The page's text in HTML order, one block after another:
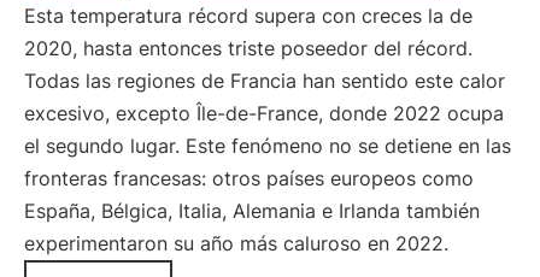
Esta temperatura récord supera con creces la de
2020, hasta entonces triste poseedor del récord.
Todas las regiones de Francia han sentido este calor
excesivo, excepto Île-de-France, donde 2022 ocupa
el segundo lugar. Este fenómeno no se detiene en las
fronteras francesas: otros países europeos como
España, Bélgica, Italia, Alemania e Irlanda también
experimentaron su año más caluroso en 2022.